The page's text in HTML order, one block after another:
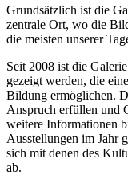
Grundsätzlich ist die
zentrale Ort, wo die
die meisten unserer
Seit 2008 ist die
gezeigt werden, die
Bildung ermöglichen.
Anspruch erfüllen und
weitere Informationen
Ausstellungen im Jahr
sich mit denen des
ab.